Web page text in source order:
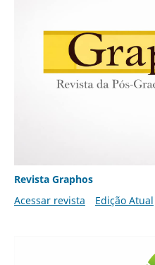
Revista Graphos
Acessar revista
Edição Atual